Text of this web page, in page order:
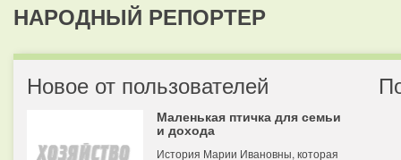
НАРОДНЫЙ РЕПОРТЕР
Новое от пользователей
Маленькая птичка для семьи
и дохода
История Марии Ивановны, которая